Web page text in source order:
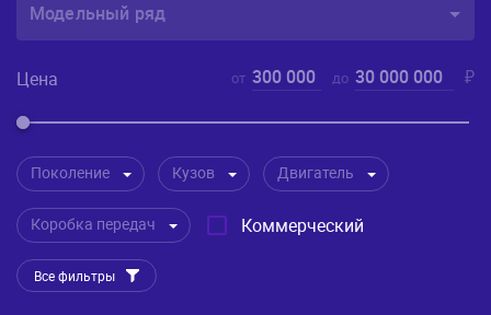
Модельный ряд
Цена от 300 000 до 30 000 000 ₽
Поколение Кузов Двигатель
Коробка передач Коммерческий
Все фильтры